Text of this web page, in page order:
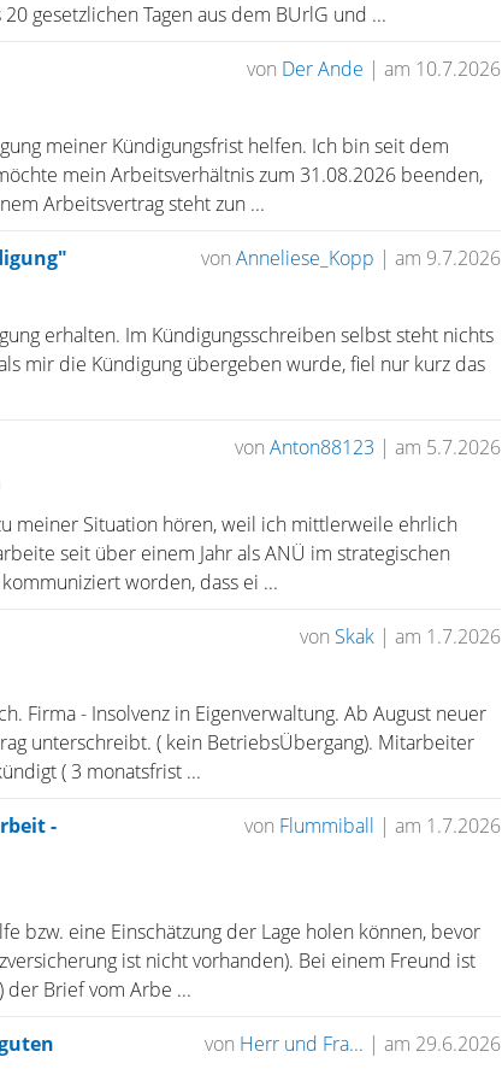
gesetzlichen Tagen aus dem BUrlG und ...
von Der Ande | am 10.7.2026
meiner Kündigungsfrist helfen. Ich bin seit dem
mein Arbeitsverhältnis zum 31.08.2026 beenden,
Arbeitsvertrag steht zun ...
von Anneliese_Kopp | am 9.7.2026
erhalten. Im Kündigungsschreiben selbst steht nichts
mir die Kündigung übergeben wurde, fiel nur kurz das
von Anton88123 | am 5.7.2026
meiner Situation hören, weil ich mittlerweile ehrlich
seit über einem Jahr als ANÜ im strategischen
worden, dass ei ...
von Skak | am 1.7.2026
Firma - Insolvenz in Eigenverwaltung. Ab August neuer
unterschreibt. ( kein BetriebsÜbergang). Mitarbeiter
( 3 monatsfrist ...
-
von Flummiball | am 1.7.2026
bzw. eine Einschätzung der Lage holen können, bevor
ist nicht vorhanden). Bei einem Freund ist
der Brief vom Arbe ...
von Herr und Fra... | am 29.6.2026